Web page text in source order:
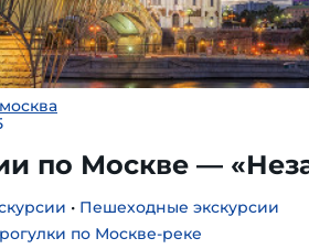
по Москве —
• Пешеходные экскурсии
по Москве-реке